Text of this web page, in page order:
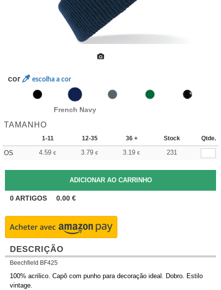
cor escolha a cor
French Navy
TAMANHO
1-11 12-35 36 + Stock Qtde.
OS 4.59 € 3.79 € 3.19 € 231
0ARTIGOS 0.00 €
DESCRIÇÃO
Beechfield BF425
100% acrilico. Capô com punho para decoração ideal. Dobro. Estilo
vintage.